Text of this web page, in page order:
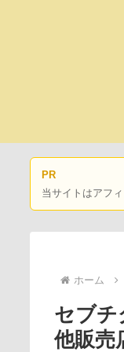
PR
当サイトはアフ
ホーム
セブチ
他販売